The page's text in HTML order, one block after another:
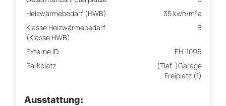
Heizwärmebedarf (HWB)
35 kwh/m²a
Klasse Heizwärmebedarf
(Klasse HWB)
B
Externe ID
EH-1096
Parkplatz
(Tief-)Garage
Freiplatz (1)
Ausstattung: